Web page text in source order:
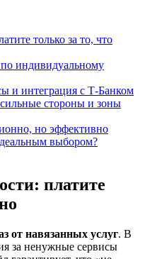
только за то, что
по индивидуальному
и интеграция с Т-Банком
стороны и зоны
но эффективно
выбором?
платите
от навязанных услуг. В
за ненужные сервисы